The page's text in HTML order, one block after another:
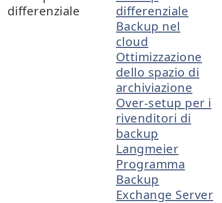
differenziale
differenziale
Backup nel
cloud
Ottimizzazione
dello spazio di
archiviazione
Over-setup per i
rivenditori di
backup
Langmeier
Programma
Backup
Exchange Server